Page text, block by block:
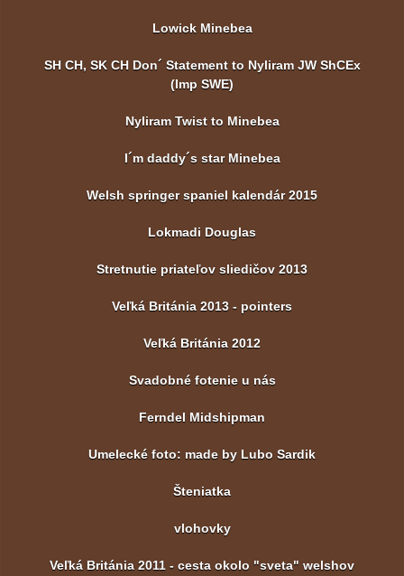
Lowick Minebea
SH CH, SK CH Don´ Statement to Nyliram JW ShCEx
(Imp SWE)
Nyliram Twist to Minebea
I´m daddy´s star Minebea
Welsh springer spaniel kalendár 2015
Lokmadi Douglas
Stretnutie priateľov sliedičov 2013
Veľká Británia 2013 - pointers
Veľká Británia 2012
Svadobné fotenie u nás
Ferndel Midshipman
Umelecké foto: made by Lubo Sardik
Šteniatka
vlohovky
Veľká Británia 2011 - cesta okolo "sveta" welshov